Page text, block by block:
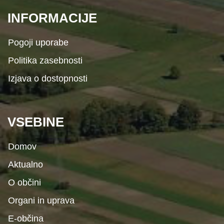
INFORMACIJE
Pogoji uporabe
Politika zasebnosti
Izjava o dostopnosti
VSEBINE
Domov
Aktualno
O občini
Organi in uprava
E-občina